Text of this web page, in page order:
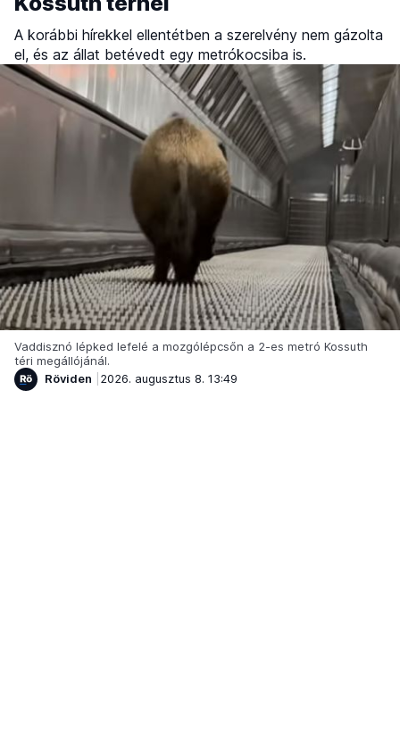
A korábbi hírekkel ellentétben a szerelvény nem gázolta
el, és az állat betévedt egy metrókocsiba is.
Vaddisznó lépked lefelé a mozgólépcsőn a 2-es metró Kossuth
téri megállójánál.
Röviden
2026. augusztus 8. 13:49